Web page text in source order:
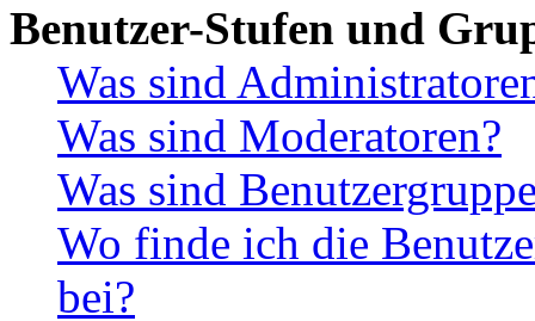
Benutzer-Stufen und
Was sind
Was sind Moderatoren?
Was sind
Wo finde ich die
bei?